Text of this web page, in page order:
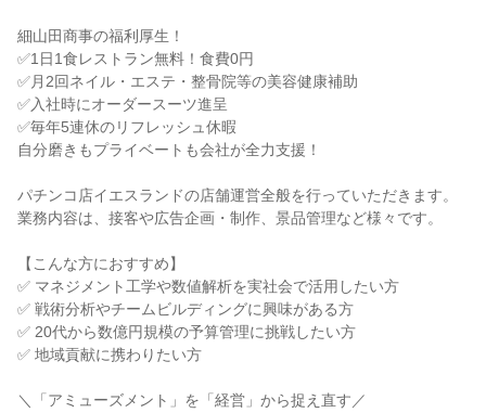
細山田商事の福利厚生！
✅1日1食レストラン無料！食費0円
✅月2回ネイル・エステ・整骨院等の美容健康補助
✅入社時にオーダースーツ進呈
✅毎年5連休のリフレッシュ休暇
自分磨きもプライベートも会社が全力支援！
パチンコ店イエスランドの店舗運営全般を行っていただきます。
業務内容は、接客や広告企画・制作、景品管理など様々です。
【こんな方におすすめ】
✅ マネジメント工学や数値解析を実社会で活用したい方
✅ 戦術分析やチームビルディングに興味がある方
✅ 20代から数億円規模の予算管理に挑戦したい方
✅ 地域貢献に携わりたい方
＼「アミューズメント」を「経営」から捉え直す／